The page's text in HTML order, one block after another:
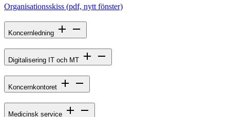
Organisationsskiss (pdf, nytt fönster)
Koncernledning
Digitalisering IT och MT
Koncernkontoret
Medicinsk service